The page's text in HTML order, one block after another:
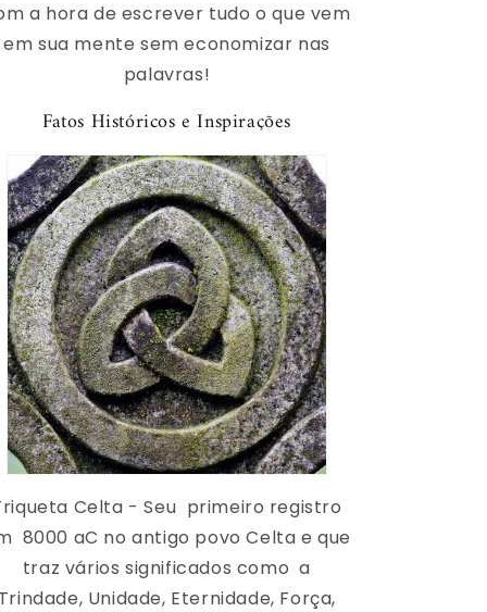
a hora de escrever tudo o que vem
em sua mente sem economizar nas
palavras!
Fatos Históricos e Inspirações
Celta - Seu primeiro registro
8000 aC no antigo povo Celta e que
traz vários significados como a
Unidade, Eternidade, Força,